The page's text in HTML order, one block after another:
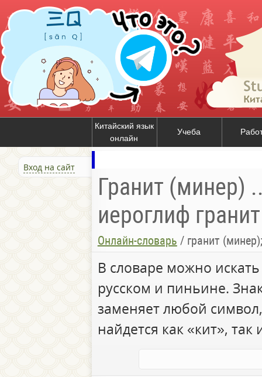
Китайский язык
онлайн
Учеба
Вход на сайт
Гранит (минер)
иероглиф
Онлайн-словарь / гранит
В словаре можно
русском и пиньине.
заменяет любой
найдется как «кит», так